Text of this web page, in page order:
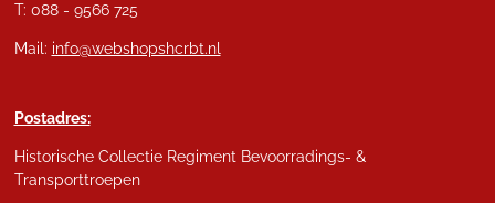
T: 088 - 9566 725
Mail: info@webshopshcrbt.nl
Postadres:
Historische Collectie Regiment Bevoorradings- &
Transporttroepen